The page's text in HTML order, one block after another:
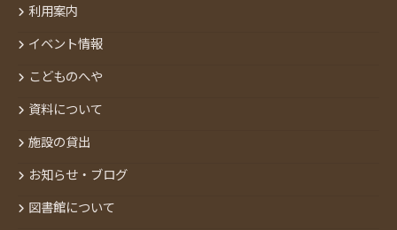
利用案内
イベント情報
こどものへや
資料について
施設の貸出
お知らせ・ブログ
図書館について